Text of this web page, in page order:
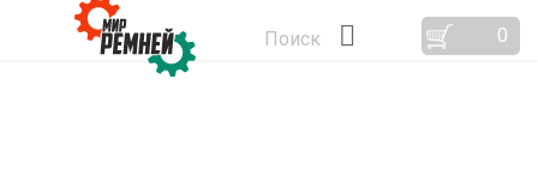
Поиск 0